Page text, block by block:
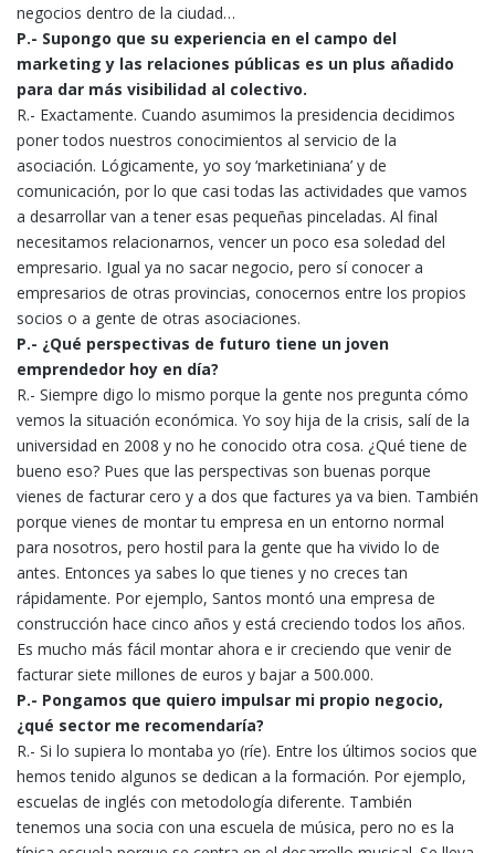
negocios dentro de la ciudad…
P.- Supongo que su experiencia en el campo del
marketing y las relaciones públicas es un plus añadido
para dar más visibilidad al colectivo.
R.- Exactamente. Cuando asumimos la presidencia decidimos
poner todos nuestros conocimientos al servicio de la
asociación. Lógicamente, yo soy ‘marketiniana’ y de
comunicación, por lo que casi todas las actividades que vamos
a desarrollar van a tener esas pequeñas pinceladas. Al final
necesitamos relacionarnos, vencer un poco esa soledad del
empresario. Igual ya no sacar negocio, pero sí conocer a
empresarios de otras provincias, conocernos entre los propios
socios o a gente de otras asociaciones.
P.- ¿Qué perspectivas de futuro tiene un joven
emprendedor hoy en día?
R.- Siempre digo lo mismo porque la gente nos pregunta cómo
vemos la situación económica. Yo soy hija de la crisis, salí de la
universidad en 2008 y no he conocido otra cosa. ¿Qué tiene de
bueno eso? Pues que las perspectivas son buenas porque
vienes de facturar cero y a dos que factures ya va bien. También
porque vienes de montar tu empresa en un entorno normal
para nosotros, pero hostil para la gente que ha vivido lo de
antes. Entonces ya sabes lo que tienes y no creces tan
rápidamente. Por ejemplo, Santos montó una empresa de
construcción hace cinco años y está creciendo todos los años.
Es mucho más fácil montar ahora e ir creciendo que venir de
facturar siete millones de euros y bajar a 500.000.
P.- Pongamos que quiero impulsar mi propio negocio,
¿qué sector me recomendaría?
R.- Si lo supiera lo montaba yo (ríe). Entre los últimos socios que
hemos tenido algunos se dedican a la formación. Por ejemplo,
escuelas de inglés con metodología diferente. También
tenemos una socia con una escuela de música, pero no es la